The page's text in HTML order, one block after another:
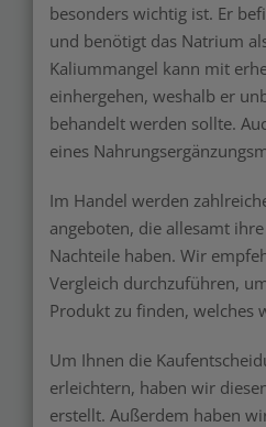
besonders wichtig ist. Er
und benötigt das Natrium
Kaliummangel kann mit
einhergehen, weshalb er
behandelt werden sollte.
eines
Im Handel werden
angeboten, die allesamt
Nachteile haben. Wir
Vergleich durchzuführen,
Produkt zu finden, welches
Um Ihnen die
erleichtern, haben wir
erstellt. Außerdem haben